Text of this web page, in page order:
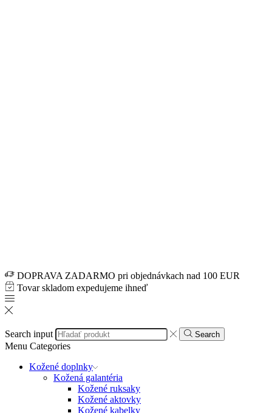
DOPRAVA ZADARMO pri objednávkach nad 100 EUR
Tovar skladom expedujeme ihneď
Search input Search
Menu Categories
Kožené doplnky
Kožená galantéria
Kožené ruksaky
Kožené aktovky
Kožené kabelky